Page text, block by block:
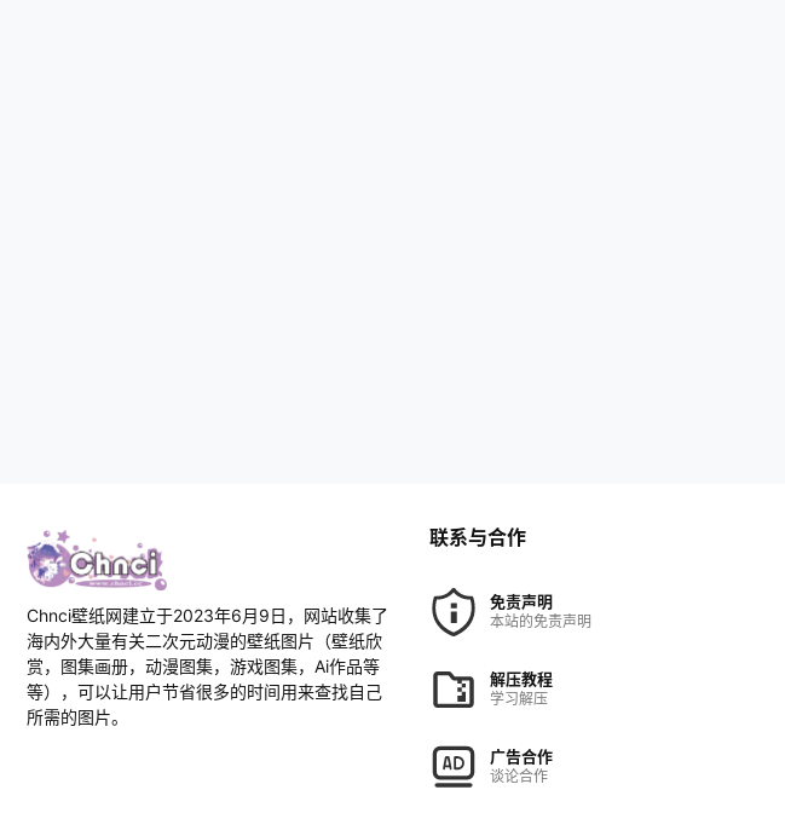
Chnci壁纸网建立于2023年6月9日，网站收集了
海内外大量有关二次元动漫的壁纸图片（壁纸欣
赏，图集画册，动漫图集，游戏图集，Ai作品等
等），可以让用户节省很多的时间用来查找自己
所需的图片。
联系与合作
免责声明
本站的免责声明
解压教程
学习解压
广告合作
谈论合作